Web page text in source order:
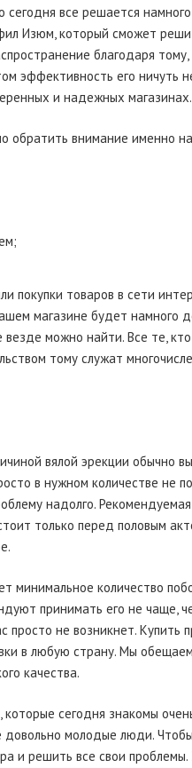
все решается
Изюм, который сможет
благодаря тому,
эффективность его ничуть
и надежных магазинах.
обратить внимание именно
покупки товаров в сети
магазине будет намного
можно найти. Все те,
тому служат
вялой эрекции обычно
в нужном количестве не
надолго.
только перед половым
минимальное количество
принимать его не чаще,
просто не возникнет.
в любую страну. Мы
качества.
сегодня знакомы
молодые люди.
и решить все свои